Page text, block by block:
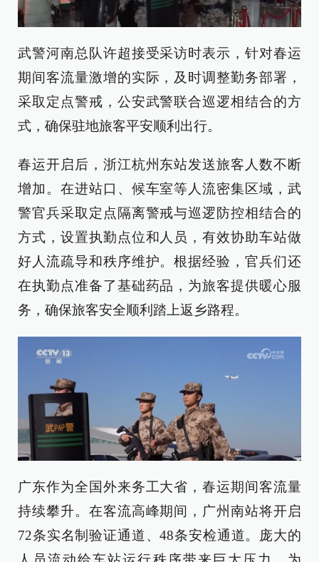
武警河南总队许超接受采访时表示，针对春运
期间客流量激增的实际，及时调整勤务部署，
采取定点警戒，公安武警联合巡逻相结合的方
式，确保驻地旅客平安顺利出行。
春运开启后，浙江杭州东站发送旅客人数不断
增加。在进站口、候车室等人流密集区域，武
警官兵采取定点隔离警戒与巡逻防控相结合的
方式，设置执勤点位和人员，有效协助车站做
好人流疏导和秩序维护。根据经验，官兵们还
在执勤点准备了基础药品，为旅客提供暖心服
务，确保旅客安全顺利踏上返乡路程。
广东作为全国外来务工大省，春运期间客流量
持续攀升。在客流高峰期间，广州南站将开启
72条实名制验证通道、48条安检通道。庞大的